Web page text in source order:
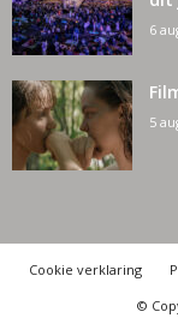
6
5
Cookie verklaring
©